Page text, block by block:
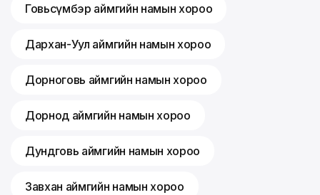
Говьсүмбэр аймгийн намын хороо
Дархан-Уул аймгийн намын хороо
Дорноговь аймгийн намын хороо
Дорнод аймгийн намын хороо
Дундговь аймгийн намын хороо
Завхан аймгийн намын хороо